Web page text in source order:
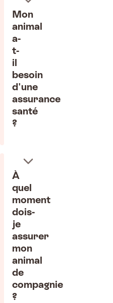
Mon
animal
a-
t-
il
besoin
d'une
assurance
santé
?
À
quel
moment
dois-
je
assurer
mon
animal
de
compagnie
?